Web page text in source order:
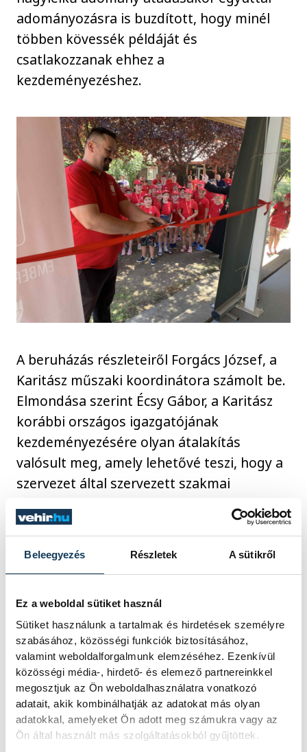
Beleegyezés Részletek A sütikről
Ez a weboldal sütiket használ
Sütiket használunk a tartalmak és hirdetések személyre
szabásához, közösségi funkciók biztosításához,
valamint weboldalforgalmunk elemzéséhez. Ezenkívül
közösségi média-, hirdető- és elemező partnereinkkel
megosztjuk az Ön weboldalhasználatra vonatkozó
adatait, akik kombinálhatják az adatokat más olyan
adatokkal, amelyeket Ön adott meg számukra vagy az
Ön által használt más szolgáltatásokból gyűjtöttek.
adományozásra is buzdított, hogy minél
többen kövessék példáját és
csatlakozzanak ehhez a
kezdeményezéshez.
A beruházás részleteiről Forgács József, a
Karitász műszaki koordinátora számolt be.
Elmondása szerint Écsy Gábor, a Karitász
korábbi országos igazgatójának
kezdeményezésére olyan átalakítás
valósult meg, amely lehetővé teszi, hogy a
szervezet által szervezett szakmai
képzések és az étkeztetés párhuzamosan,
egymás zavarása nélkül valósulhasson
m²-es ebédlőt, valamint egy 84 m²-es
tetőszerkezet, nyílászárók és hátsó kijárat
is épült.
Ezt követően a felújított helyiségeket
Fekete Szabolcs Benedek püspök áldotta
meg. Az ünnepélyes átadó során Zagyva
Richárd jelképes szalagátvágással